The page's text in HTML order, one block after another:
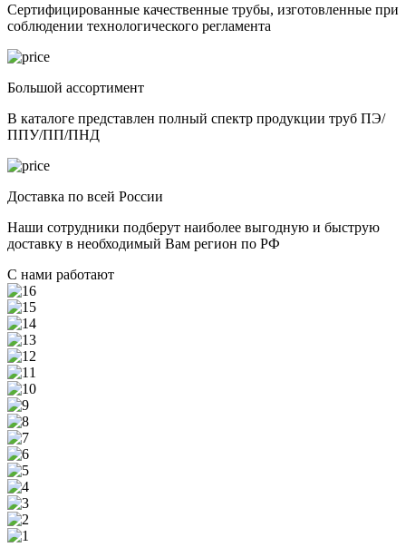
Сертифицированные качественные трубы, изготовленные при
соблюдении технологического регламента
Большой ассортимент
В каталоге представлен полный спектр продукции труб ПЭ/
ППУ/ПП/ПНД
Доставка по всей России
Наши сотрудники подберут наиболее выгодную и быструю
доставку в необходимый Вам регион по РФ
С нами работают